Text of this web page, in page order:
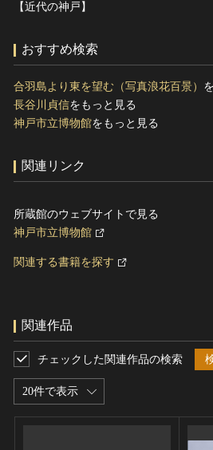
【近代の神戸】
おすすめ検索
合羽島より東を望む（写真浪花百景）
長谷川貞信をもっと見る
神戸市立博物館をもっと見る
関連リンク
所蔵館のウェブサイトで見る
神戸市立博物館
関連する書籍を探す
関連作品
20件で表示
チェックした関連作品の検索